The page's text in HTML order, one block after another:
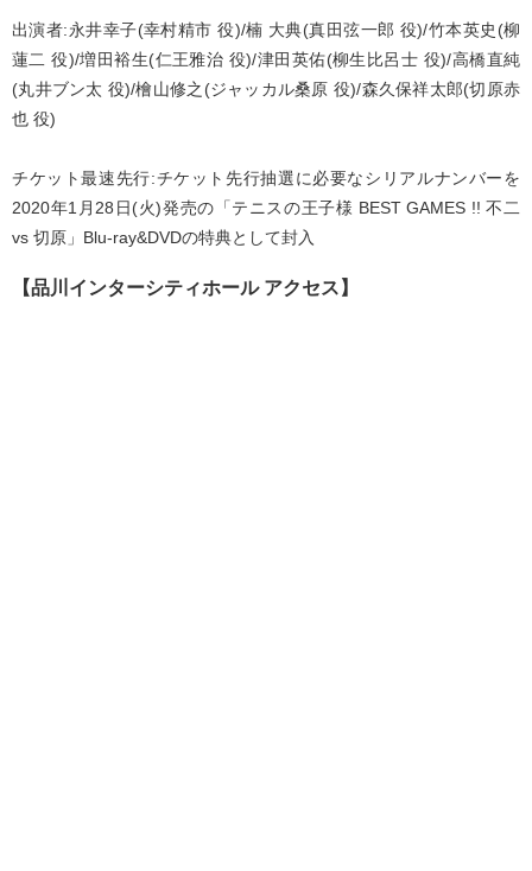
出演者:永井幸子(幸村精市 役)/楠 大典(真田弦一郎 役)/竹本英史(柳
蓮二 役)/増田裕生(仁王雅治 役)/津田英佑(柳生比呂士 役)/高橋直純
(丸井ブン太 役)/檜山修之(ジャッカル桑原 役)/森久保祥太郎(切原赤
也 役)
チケット最速先行:チケット先行抽選に必要なシリアルナンバーを
2020年1月28日(火)発売の「テニスの王子様 BEST GAMES !! 不二
vs 切原」Blu-ray&DVDの特典として封入
【品川インターシティホール アクセス】